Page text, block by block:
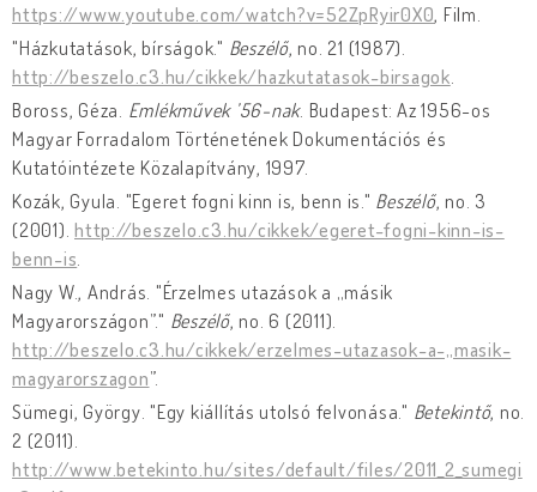
https://www.youtube.com/watch?v=52ZpRyir0X0, Film.
"Házkutatások, bírságok." Beszélő, no. 21 (1987).
http://beszelo.c3.hu/cikkek/hazkutatasok-birsagok
Boross, Géza. Emlékművek ’56-nak. Budapest: Az 1956-os
Magyar Forradalom Történetének Dokumentációs és
Kutatóintézete Közalapítvány, 1997.
Kozák, Gyula. "Egeret fogni kinn is, benn is." Beszélő, no. 3
(2001). http://beszelo.c3.hu/cikkek/egeret-fogni-kinn-is-
benn-is
Nagy W., András. "Érzelmes utazások a „másik
Magyarországon”." Beszélő, no. 6 (2011).
http://beszelo.c3.hu/cikkek/erzelmes-utazasok-a-„masik-
magyarorszagon”.
Sümegi, György. "Egy kiállítás utolsó felvonása." Betekintő, no.
2 (2011).
http://www.betekinto.hu/sites/default/files/2011_2_sumegi